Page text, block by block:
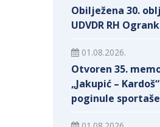
Obilježena 30.
UDVDR RH
01.08.2026.
Otvoren 35.
„Jakupić –
poginule sportaše